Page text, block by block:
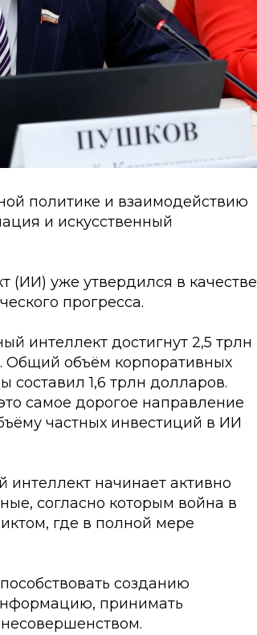
политике и взаимодействию
и искусственный
(ИИ) уже утвердился в качестве
прогресса.
интеллект достигнут 2,5 трлн
Общий объём корпоративных
составил 1,6 трлн долларов.
самое дорогое направление
частных инвестиций в ИИ
интеллект начинает активно
согласно которым война в
где в полной мере
созданию
принимать